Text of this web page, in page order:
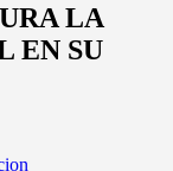
LA
EN SU